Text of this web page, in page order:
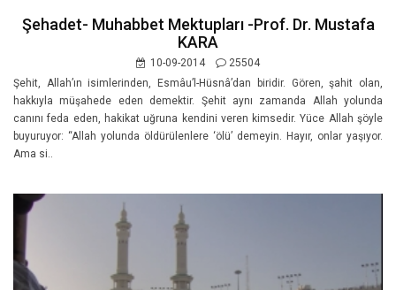
Şehadet- Muhabbet Mektupları -Prof. Dr. Mustafa
KARA
10-09-2014
25504
Şehit, Allah’ın isimlerinden, Esmâu’l-Hüsnâ’dan biridir. Gören, şahit olan,
hakkıyla müşahede eden demektir. Şehit aynı zamanda Allah yolunda
canını feda eden, hakikat uğruna kendini veren kimsedir. Yüce Allah şöyle
buyuruyor: “Allah yolunda öldürülenlere ‘ölü’ demeyin. Hayır, onlar yaşıyor.
Ama si..